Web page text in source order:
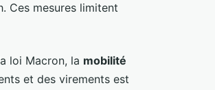
Ces mesures limitent
loi Macron, la mobilité
et des virements est